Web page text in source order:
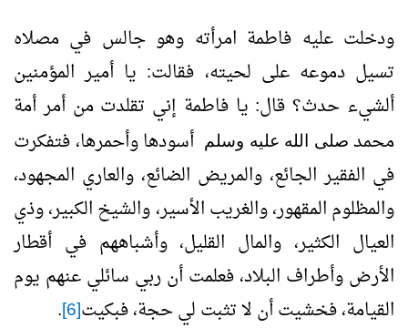
ودخلت عليه فاطمة امرأته وهو جالس في مصلاه
تسيل دموعه على لحيته، فقالت: يا أمير المؤمنين
ألشيء حدث؟ قال: يا فاطمة إني تقلدت من أمر أمة
محمد صلى الله عليه وسلم
أسودها وأحمرها، فتفكرت
في الفقير الجائع، والمريض الضائع، والعاري المجهود،
والمظلوم المقهور، والغريب الأسير، والشيخ الكبير، وذي
العيال الكثير، والمال القليل، وأشباههم في أقطار
الأرض وأطراف البلاد، فعلمت أن ربي سائلي عنهم يوم
القيامة، فخشيت أن لا تثبت لي حجة، فبكيت[6]
.